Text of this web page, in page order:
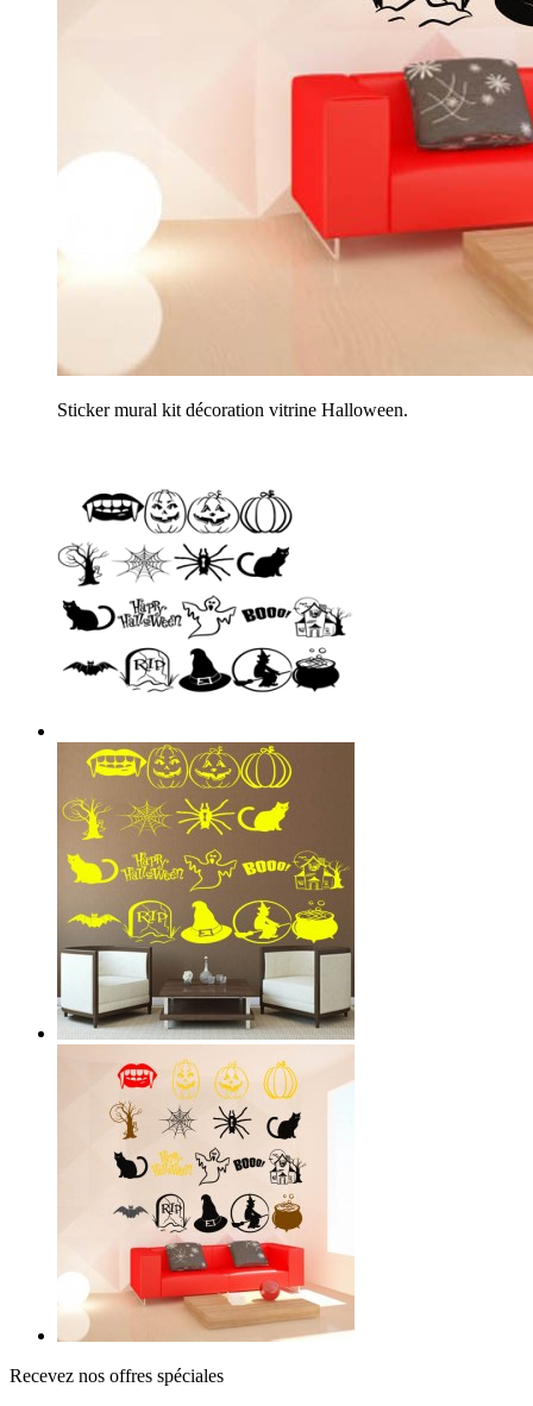
Sticker mural kit décoration vitrine Halloween.
Recevez nos offres spéciales